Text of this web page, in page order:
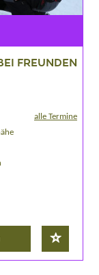
FREUNDEN
alle Termine